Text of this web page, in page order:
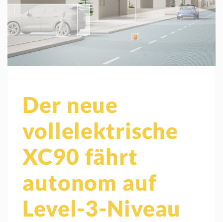
Der neue
vollelektrische
XC90 fährt
autonom auf
Level-3-Niveau